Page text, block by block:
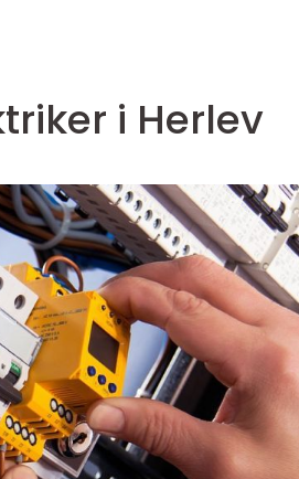
i Herlev